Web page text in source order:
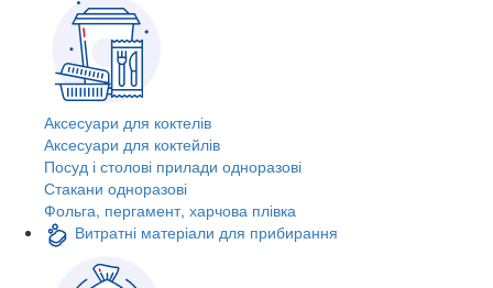
Аксесуари для коктелів
Аксесуари для коктейлів
Посуд і столові прилади одноразові
Стакани одноразові
Фольга, пергамент, харчова плівка
Витратні матеріали для прибирання